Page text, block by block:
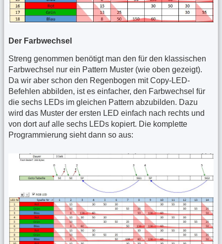
Der Farbwechsel
Streng genommen benötigt man den für den klassischen
Farbwechsel nur ein Pattern Muster (wie oben gezeigt).
Da wir aber schon den Regenbogen mit Copy-LED-
Befehlen abbilden, ist es einfacher, den Farbwechsel für
die sechs LEDs im gleichen Pattern abzubilden. Dazu
wird das Muster der ersten LED einfach nach rechts und
von dort auf alle sechs LEDs kopiert. Die komplette
Programmierung sieht dann so aus: